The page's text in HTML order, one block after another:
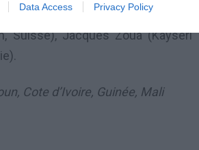
Data Access Privacy Policy
Clinton Njie (Lyon, France), Franck
Suisse), Jacques Zoua (Kayseri
Cote d’Ivoire, Guinée, Mali